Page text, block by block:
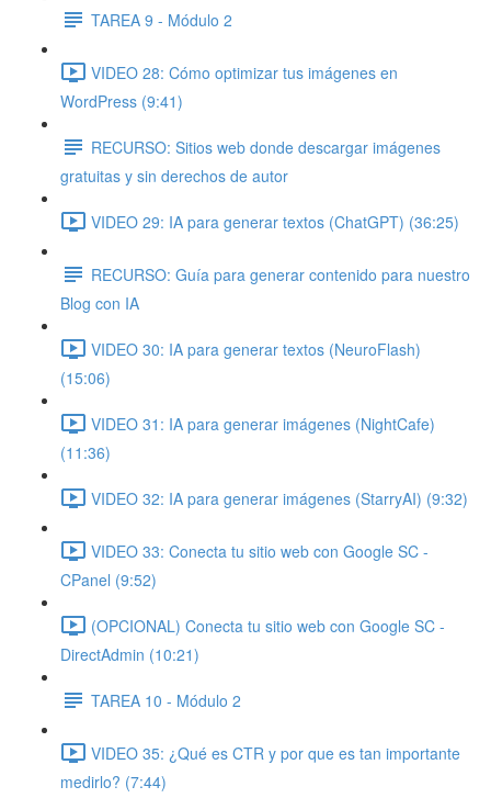
TAREA 9 - Módulo 2
VIDEO 28: Cómo optimizar tus imágenes en
WordPress (9:41)
RECURSO: Sitios web donde descargar imágenes
gratuitas y sin derechos de autor
VIDEO 29: IA para generar textos (ChatGPT) (36:25)
RECURSO: Guía para generar contenido para nuestro
Blog con IA
VIDEO 30: IA para generar textos (NeuroFlash)
(15:06)
VIDEO 31: IA para generar imágenes (NightCafe)
(11:36)
VIDEO 32: IA para generar imágenes (StarryAI) (9:32)
VIDEO 33: Conecta tu sitio web con Google SC -
CPanel (9:52)
(OPCIONAL) Conecta tu sitio web con Google SC -
DirectAdmin (10:21)
TAREA 10 - Módulo 2
VIDEO 35: ¿Qué es CTR y por que es tan importante
medirlo? (7:44)